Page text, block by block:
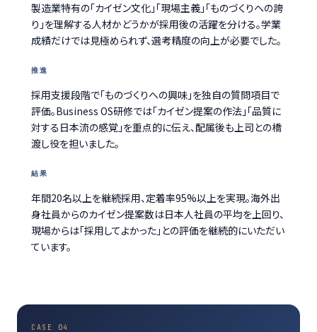
製造業特有の「カイゼン文化」「現場主義」「ものづくりへの誇
り」を理解する人材かどうかが採用後の活躍を分ける。学業
成績だけでは見極められず、選考精度の向上が必要でした。
推進
採用支援段階で「ものづくりへの興味」を独自の質問項目で
評価。Business OS研修では「カイゼン提案の作法」「品質に
対する日本流の感覚」を重点的に伝え、配属後も上司との橋
渡し役を担いました。
結果
年間20名以上を継続採用、定着率95%以上を実現。海外出
身社員からのカイゼン提案数は日本人社員の平均を上回り、
現場からは「採用してよかった」との評価を継続的にいただい
ています。
CASE 04